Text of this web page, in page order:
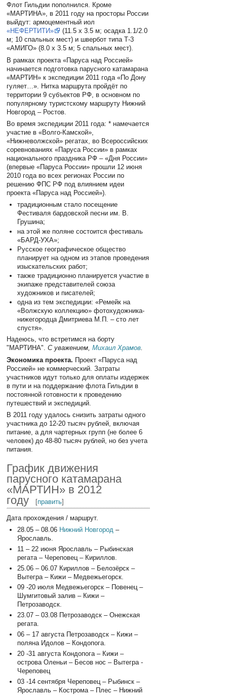
Флот Гильдии пополнился. Кроме
«МАРТИНА», в 2011 году на просторы России
выйдут: армоцементный иол
«НЕФЕРТИТИ»
(11.5 х 3.5 м; осадка 1.1/2.0
м; 10 спальных мест) и швербот типа Т-3
«АМИГО» (8.0 х 3.5 м; 5 спальных мест).
В рамках проекта «Паруса над Россией»
начинается подготовка парусного катамарана
«МАРТИН» к экспедиции 2011 года «По Дону
гуляет…». Нитка маршрута пройдёт по
территории 9 субъектов РФ, в основном по
популярному туристскому маршруту Нижний
Новгород – Ростов.
Во время экспедиции 2011 года: * намечается
участие в «Волго-Камской»,
«Нижневолжской» регатах, во Всероссийских
соревнованиях «Паруса России» в рамках
национального праздника РФ – «Дня России»
(впервые «Паруса России» прошли 12 июня
2010 года во всех регионах России по
решению ФПС РФ под влиянием идеи
проекта «Паруса над Россией»).
традиционным стало посещение
Фестиваля бардовской песни им. В.
Грушина;
на этой же поляне состоится фестиваль
«БАРД-УХА»;
Русское географическое общество
планирует на одном из этапов проведения
изыскательских работ;
также традиционно планируется участие в
экипаже представителей союза
художников и писателей;
одна из тем экспедиции: «Ремейк на
«Волжскую коллекцию» фотохудожника-
нижегородца Дмитриева М.П. – сто лет
спустя».
Надеюсь, что встретимся на борту
"МАРТИНА".С уважением,Михаил Храмов.
Экономика проекта. Проект «Паруса над
Россией» не коммерческий. Затраты
участников идут только для оплаты издержек
в пути и на поддержание флота Гильдии в
постоянной готовности к проведению
путешествий и экспедиций.
В 2011 году удалось снизить затраты одного
участника до 12-20 тысяч рублей, включая
питание, а для чартерных групп (не более 6
человек) до 48-80 тысяч рублей, но без учета
питания.
График движения
парусного катамарана
«МАРТИН» в 2012
году
[править]
Дата прохождения / маршрут.
28.05 – 08.06 Нижний Новгород –
Ярославль.
11 – 22 июня Ярославль – Рыбинская
регата – Череповец – Кириллов.
25.06 – 06.07 Кириллов – Белозёрск –
Вытегра – Кижи – Медвежьегорск.
09 -20 июля Медвежьегорск – Повенец –
Шумгитовый залив – Кижи –
Петрозаводск.
23.07 – 03.08 Петрозаводск – Онежская
регата.
06 – 17 августа Петрозаводск – Кижи –
поляна Идолов – Кондопога.
20 -31 августа Кондопога – Кижи –
острова Оленьи – Бесов нос – Вытегра -
Череповец
03 -14 сентября Череповец – Рыбинск –
Ярославль – Кострома – Плес – Нижний